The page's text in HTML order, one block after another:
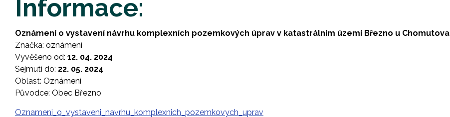
Informace:
Oznámení o vystavení návrhu komplexních pozemkových úprav v katastrálním území Březno u Chomutova
Značka: oznámení
Vyvěšeno od: 12. 04. 2024
Sejmutí do: 22. 05. 2024
Oblast: Oznámení
Původce: Obec Březno
Oznameni_o_vystaveni_navrhu_komplexnich_pozemkovych_uprav